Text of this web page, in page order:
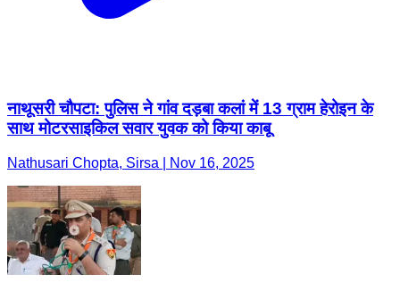
नाथूसरी चौपटा: पुलिस ने गांव दड़बा कलां में 13 ग्राम हेरोइन के
साथ मोटरसाइकिल सवार युवक को किया काबू
Nathusari Chopta, Sirsa | Nov 16, 2025